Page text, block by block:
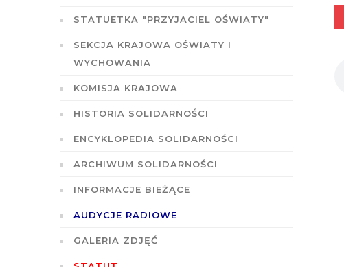
STATUETKA "PRZYJACIEL OŚWIATY"
SEKCJA KRAJOWA OŚWIATY I
WYCHOWANIA
KOMISJA KRAJOWA
HISTORIA SOLIDARNOŚCI
ENCYKLOPEDIA SOLIDARNOŚCI
ARCHIWUM SOLIDARNOŚCI
INFORMACJE BIEŻĄCE
AUDYCJE RADIOWE
GALERIA ZDJĘĆ